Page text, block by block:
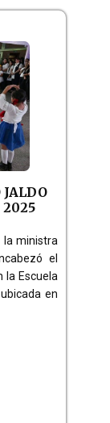
JALDO
2025
la ministra
el
la Escuela
en